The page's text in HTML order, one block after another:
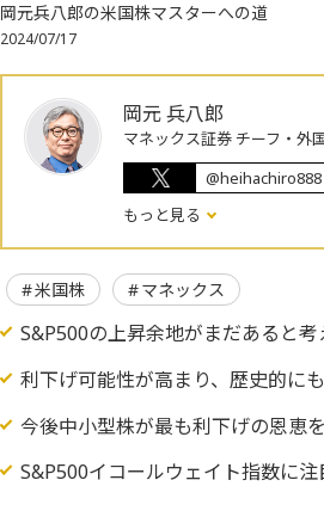
岡元兵八郎の米国株マスターへの道
2024/07/17
岡元 兵八郎
マネックス証券 チーフ・外
@heihachiro888
もっと見る
米国株 マネックス
S&P500の上昇余地がまだあると考
利下げ可能性が高まり、歴史的に
今後中小型株が最も利下げの恩恵
S&P500イコールウェイト指数に注